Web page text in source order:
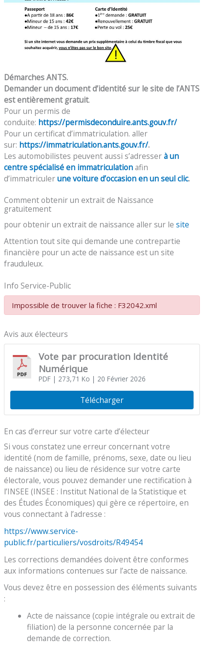
Démarches ANTS.
Demander un document d’identité sur le site de l’ANTS
est entièrement gratuit.
Pour un permis de
conduite: https://permisdeconduire.ants.gouv.fr/
Pour un certificat d’immatriculation. aller
sur: https://immatriculation.ants.gouv.fr/.
Les automobilistes peuvent aussi s’adresserà un
centre spécialisé en immatriculationafin
d’immatriculerune voiture d’occasion en un seul clic.
Comment obtenir un extrait de Naissance
gratuitement
pour obtenir un extrait de naissance aller sur le site
Attention tout site qui demande une contrepartie
financière pour un acte de naissance est un site
frauduleux.
Info Service-Public
Impossible de trouver la fiche : F32042.xml
Avis aux électeurs
Vote par procuration Identité
Numérique
PDF| 273,71 Ko | 20 Février 2026
Télécharger
En cas d’erreur sur votre carte d’électeur
Si vous constatez une erreur concernant votre
identité (nom de famille, prénoms, sexe, date ou lieu
de naissance) ou lieu de résidence sur votre carte
électorale, vous pouvez demander une rectification à
l’INSEE (INSEE : Institut National de la Statistique et
des Études Économiques) qui gère ce répertoire, en
vous connectant à l’adresse :
https://www.service-
public.fr/particuliers/vosdroits/R49454
Les corrections demandées doivent être conformes
aux informations contenues sur l’acte de naissance.
Vous devez être en possession des éléments suivants
:
Acte de naissance (copie intégrale ou extrait de
filiation) de la personne concernée par la
demande de correction.